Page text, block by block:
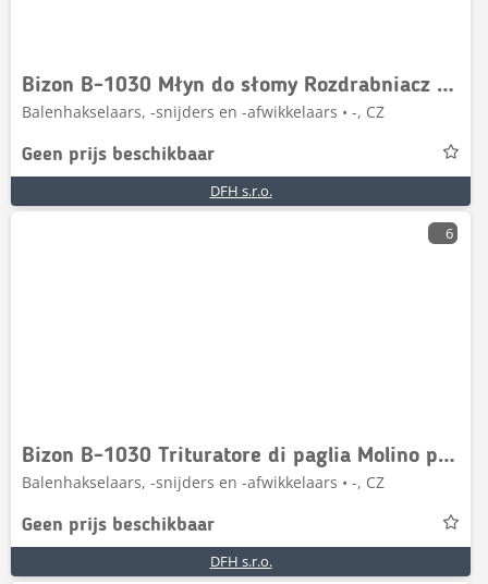
Bizon B-1030 Młyn do słomy Rozdrabniacz słomy haybuster
Balenhakselaars, -snijders en -afwikkelaars • -, CZ
Geen prijs beschikbaar
DFH s.r.o.
6
Bizon B-1030 Trituratore di paglia Molino per cereali, c
Balenhakselaars, -snijders en -afwikkelaars • -, CZ
Geen prijs beschikbaar
DFH s.r.o.